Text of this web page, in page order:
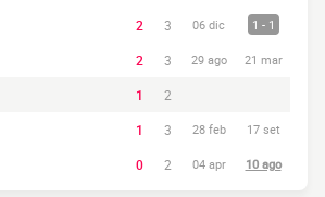
2 3 06 dic 1 - 1
2 3 29 ago 21 mar
1
2
1 3 28 feb 17 set
0 2 04 apr 10 ago